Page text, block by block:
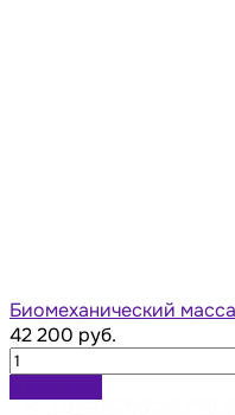
Биомеханический
42 200 руб.